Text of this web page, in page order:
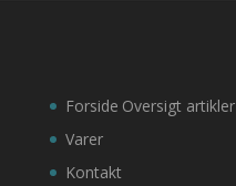
Forside
Varer
Kontakt
Oversigt artikler